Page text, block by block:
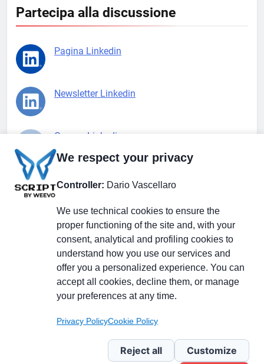
Partecipa alla discussione
Pagina Linkedin
Newsletter Linkedin
Gruppo Linkedin
Pagina Facebook
X.com
Il Giornale delle PMI.
Testata giornalistica
registrata al Tribunale di
Milano n. 353 del 19
novembre 2013 Powered By
Privacy PolicyCookie
We respect your privacy
Controller: Dario Vascellaro
We use technical cookies to ensure the
proper functioning of the site and, with your
consent, analytical and profiling cookies to
understand how you use our services and
offer you a personalized experience. You can
accept all cookies, decline them, or manage
your preferences at any time.
Privacy PolicyCookie Policy
Reject all Customize